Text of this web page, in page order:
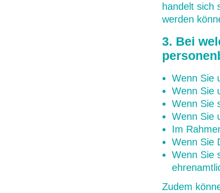
handelt sich
werden
3. Bei
Wenn Sie
Wenn Sie
Wenn Sie
Wenn Sie
Im
Wenn Sie
Wenn Sie
Zudem